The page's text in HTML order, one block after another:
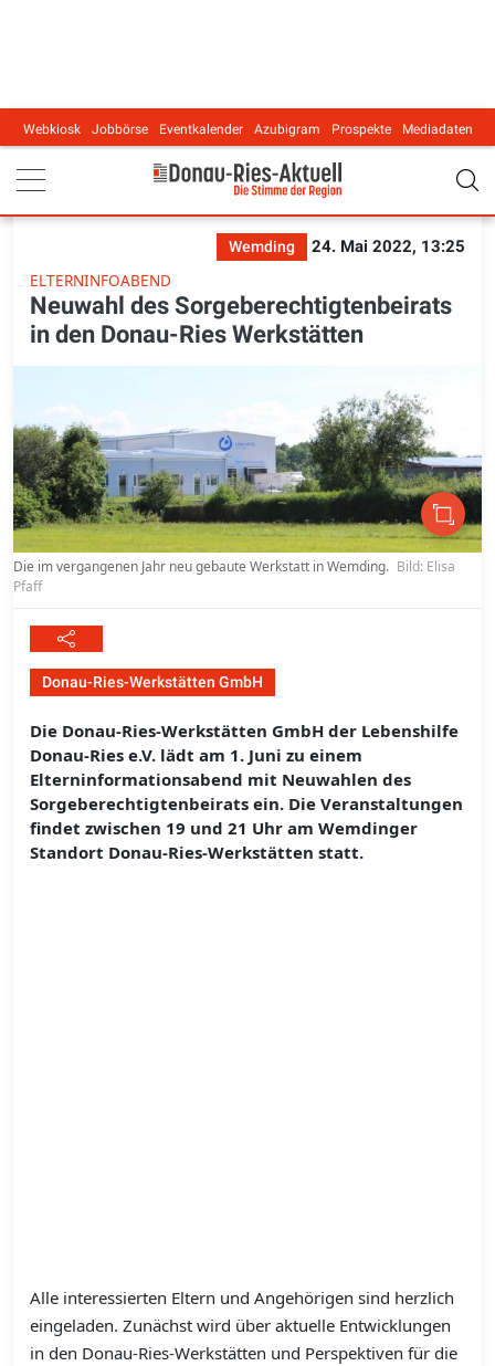
Main navigation
Webkiosk Jobbörse Eventkalender Azubigram Prospekte Mediadaten
Wemding
24. Mai 2022, 13:25
ELTERNINFOABEND
Neuwahl des Sorgeberechtigtenbeirats
in den Donau-Ries Werkstätten
Die im vergangenen Jahr neu gebaute Werkstatt in Wemding. Bild: Elisa
Pfaff
Donau-Ries-Werkstätten GmbH
Die Donau-Ries-Werkstätten GmbH der Lebenshilfe
Donau-Ries e.V. lädt am 1. Juni zu einem
Elterninformationsabend mit Neuwahlen des
Sorgeberechtigtenbeirats ein. Die Veranstaltungen
findet zwischen 19 und 21 Uhr am Wemdinger
Standort Donau-Ries-Werkstätten statt.
Alle interessierten Eltern und Angehörigen sind herzlich
eingeladen. Zunächst wird über aktuelle Entwicklungen
in den Donau-Ries-Werkstätten und Perspektiven für die